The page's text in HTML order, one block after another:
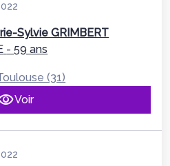
Sylvie GRIMBERT
- 59 ans
(31)
Voir